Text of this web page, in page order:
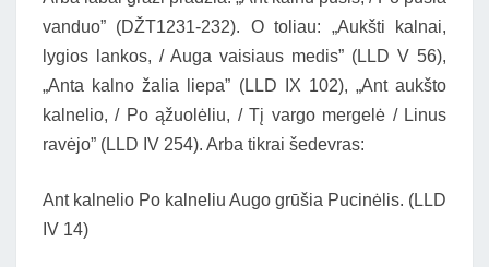
vanduo” (DŽT1231-232). O toliau: „Aukšti kalnai,
lygios lankos, / Auga vaisiaus medis” (LLD V 56),
„Anta kalno žalia liepa” (LLD IX 102), „Ant aukšto
kalnelio, / Po ąžuolėliu, / Tį vargo mergelė / Linus
ravėjo” (LLD IV 254). Arba tikrai šedevras:
Ant kalnelio Po kalneliu Augo grūšia Pucinėlis. (LLD
IV 14)